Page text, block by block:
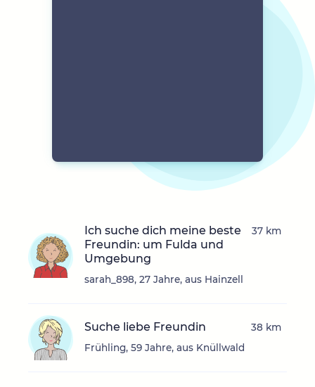
Ich suche dich meine beste
Freundin: um Fulda und
Umgebung
sarah_898, 27 Jahre, aus Hainzell
37 km
Suche liebe Freundin
Frühling, 59 Jahre, aus Knüllwald
38 km